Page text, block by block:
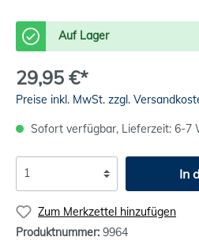
Auf Lager
29,95 €*
Preise inkl. MwSt. zzgl.
Sofort verfügbar, Lieferzeit: 6-7
In
Zum Merkzettel hinzufügen
Produktnummer: 9964